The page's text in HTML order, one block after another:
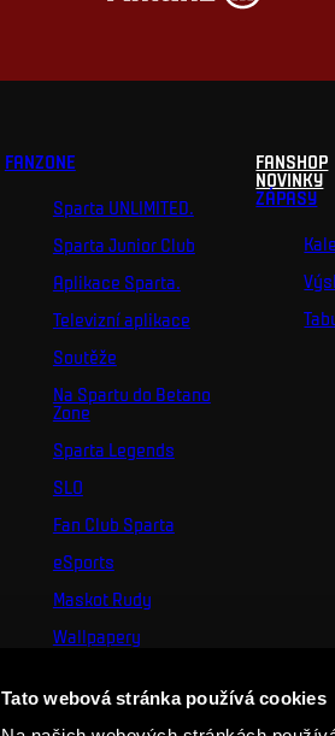
Tato webová stránka používá cookies
FANZONE
Sparta UNLIMITED.
Sparta Junior Club
Aplikace Sparta.
Televizní aplikace
Soutěže
Na Spartu do Betano
Zone
Sparta Legends
SLO
Fan Club Sparta
eSports
Maskot Rudy
Wallpapery
Mural výzva
FANSHOP
NOVINKY
ZÁPASY